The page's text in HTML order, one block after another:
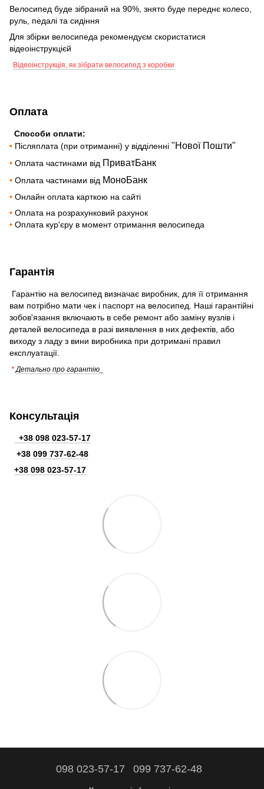
Велосипед буде зібраний на 90%, знято буде переднє колесо,
руль, педалі та сидіння
Для збірки велосипеда рекомендуєм скористатися
відеоінструкцієй
Відеоінструкція, як зібрати велосипед з коробки
Оплата
Способи оплати:
• Післяплата (при отриманні) у відділенні "Нової Пошти"
• Оплата частинами від ПриватБанк
• Оплата частинами від МоноБанк
• Онлайн оплата карткою на сайті
• Оплата на розрахунковий рахунок
• Оплата кур'єру в момент отримання велосипеда
Гарантія
Гарантію на велосипед визначає виробник, для її отримання
вам потрібно мати чек і паспорт на велосипед. Наші гарантійні
зобов'язання включають в себе ремонт або заміну вузлів і
деталей велосипеда в разі виявлення в них дефектів, або
виходу з ладу з вини виробника при дотримані правил
експлуатації.
* Детально про гарантію_
Консультація
+38 098 023-57-17
+38 099 737-62-48
+38 098 023-57-17
098 023-57-17 099 737-62-48